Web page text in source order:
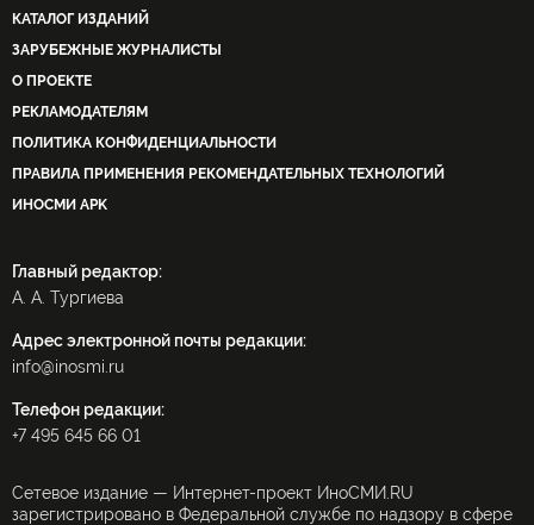
КАТАЛОГ ИЗДАНИЙ
ЗАРУБЕЖНЫЕ ЖУРНАЛИСТЫ
О ПРОЕКТЕ
РЕКЛАМОДАТЕЛЯМ
ПОЛИТИКА КОНФИДЕНЦИАЛЬНОСТИ
ПРАВИЛА ПРИМЕНЕНИЯ РЕКОМЕНДАТЕЛЬНЫХ ТЕХНОЛОГИЙ
ИНОСМИ APK
Главный редактор:
А. А. Тургиева
Адрес электронной почты редакции:
info@inosmi.ru
Телефон редакции:
+7 495 645 66 01
Сетевое издание — Интернет-проект ИноСМИ.RU
зарегистрировано в Федеральной службе по надзору в сфере